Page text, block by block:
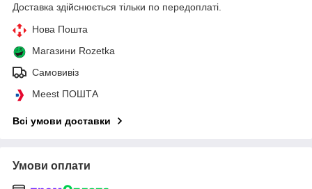
Доставка здійснюється тільки по передоплаті.
Нова Пошта
Магазини Rozetka
Самовивіз
Meest ПОШТА
Всі умови доставки
Умови оплати